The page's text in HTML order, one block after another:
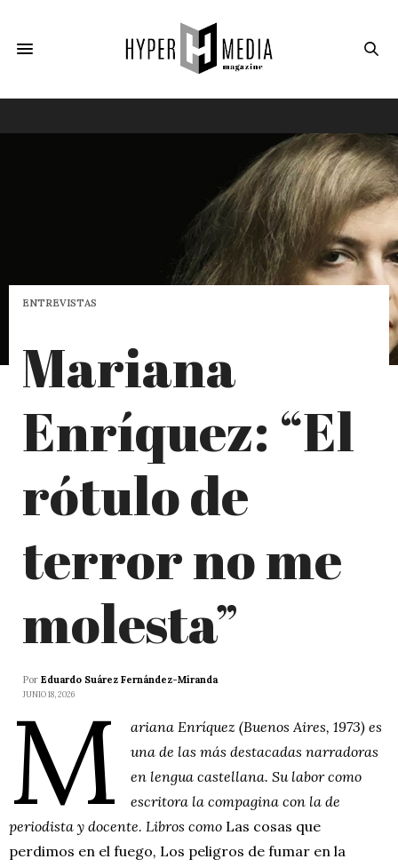
ENTREVISTAS
Mariana
Enríquez: “El
rótulo de
terror no me
molesta”
Por Eduardo Suárez Fernández-Miranda
JUNIO 18, 2026
M
ariana Enríquez (Buenos Aires, 1973) es
una de las más destacadas narradoras
en lengua castellana. Su labor como
escritora la compagina con la de
periodista y docente. Libros como Las cosas que
perdimos en el fuego, Los peligros de fumar en la